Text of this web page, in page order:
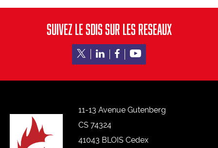
Malaises
Chutes
Noyades
Staying alive
Référentiels internes d’organisation de la formation
ENASIS
Activités physiques et sportives
SUIVEZ LE SDIS SUR LES RESEAUX
11-13 Avenue Gutenberg
CS 74324
41043 BLOIS Cedex